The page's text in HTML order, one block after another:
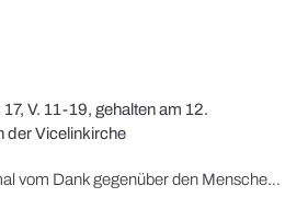
V. 11-19, gehalten am 12.
der Vicelinkirche
"Wenn wir einmal vom Dank gegenüber den Menschen reden, dann dürfen und wollen wir auch nicht die Männer vergessen, die das Geschick unseres Vaterlandes lenken. Um nur eins hervorzuheben: Wir haben in den letzten Wochen alle von den fürchterlichsten bolschewistischen Gräueln in Spanien gehört und gelesen. Seien wir aufrichtig dankbar dafür, daß wir von derartig Entsetzlichem bewahrt geblieben sind. […] Auf eins möchte ich noch besonders hinweisen. Wir haben vorhin voller Dankbarkeit der Männer gedacht, die an führender Stelle in unserem Vaterlande stehen. Aber auch hier gilt die Wahrheit, daß wir alles ausschließlich der Gnade Gottes zu verdanken haben. Wir wissen es alle, daß an dieser Stelle für manchen unserer deutschen Volksgenossen heute eine Gefahr vorliegt, als käme es einzig und allein auf unsern Willen an, als hinge alles von unserm Tun und Vollbringen ab."